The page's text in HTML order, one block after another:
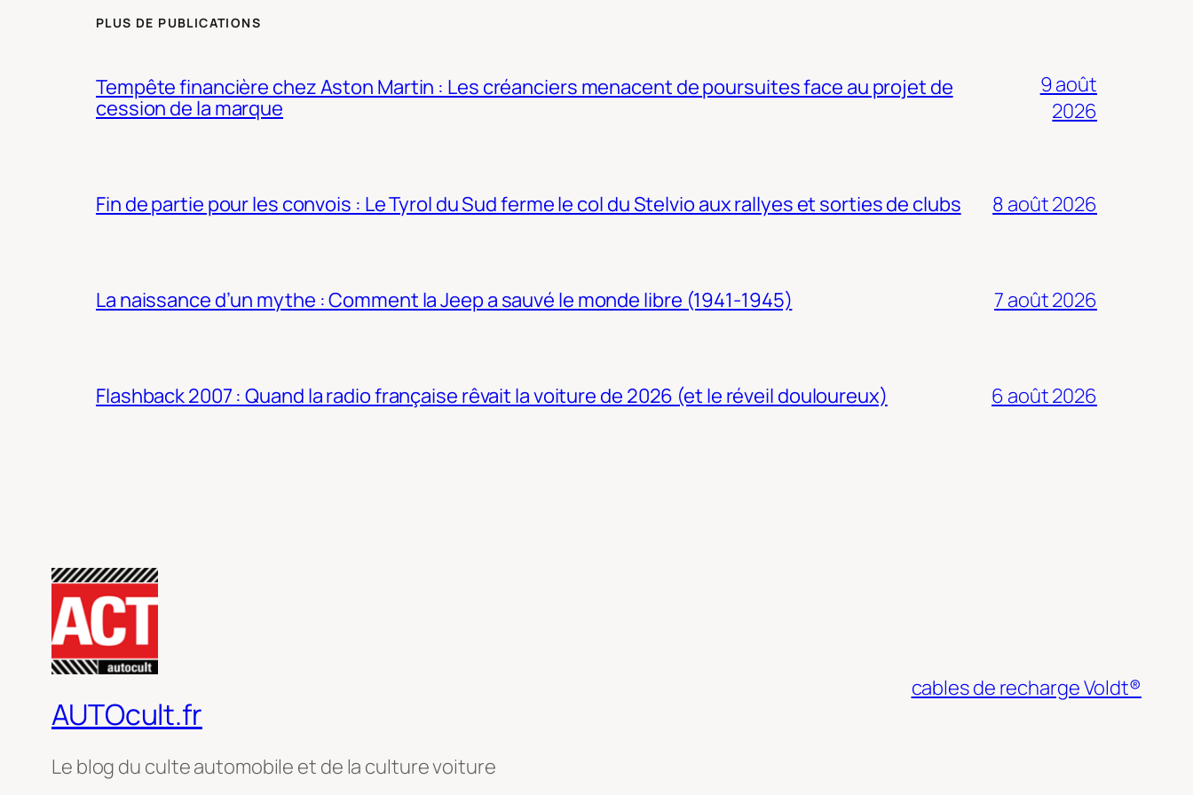
PLUS DE PUBLICATIONS
Tempête financière chez Aston Martin : Les créanciers menacent de poursuites face au projet de
cession de la marque
9 août
2026
Fin de partie pour les convois : Le Tyrol du Sud ferme le col du Stelvio aux rallyes et sorties de clubs 8 août 2026
La naissance d’un mythe : Comment la Jeep a sauvé le monde libre (1941-1945) 7 août 2026
Flashback 2007 : Quand la radio française rêvait la voiture de 2026 (et le réveil douloureux) 6 août 2026
AUTOcult.fr
Le blog du culte automobile et de la culture voiture
cables de recharge Voldt®